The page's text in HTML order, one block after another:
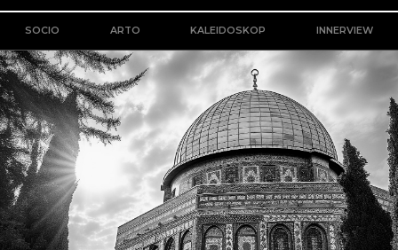
SOCIO ARTO KALEIDOSKOP INNERVIEW